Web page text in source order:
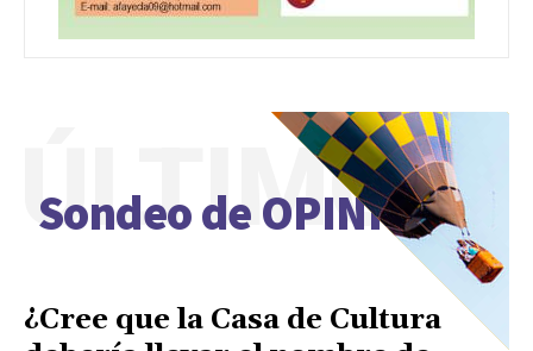
Sondeo de OPINIÓN
ÚLTIMO
¿Cree que la Casa de Cultura